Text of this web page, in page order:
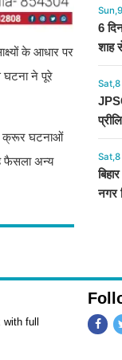
के आधार पर
घटना ने पूरे
क्रूर घटनाओं
फैसला अन्य
6
शाह
नगर
with full